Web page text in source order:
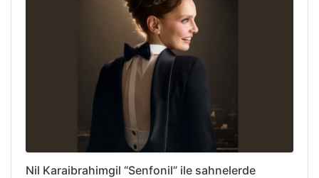
Nil Karaibrahimgil “Senfonil” ile sahnelerde